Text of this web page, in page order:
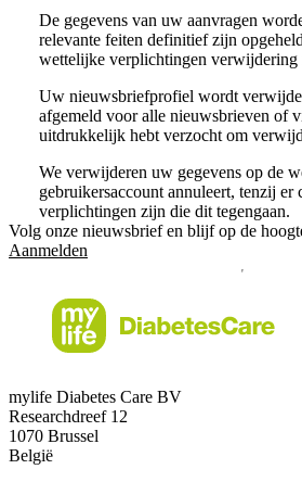
De gegevens van uw aanvragen
relevante feiten definitief zijn
wettelijke verplichtingen verwijdering
Uw nieuwsbriefprofiel wordt
afgemeld voor alle nieuwsbrieven of
uitdrukkelijk hebt verzocht om
We verwijderen uw gegevens op de
gebruikersaccount annuleert, tenzij
verplichtingen zijn die dit tegengaan.
Volg onze nieuwsbrief en blijf op de
Aanmelden
mylife Diabetes Care BV
Researchdreef 12
1070 Brussel
België